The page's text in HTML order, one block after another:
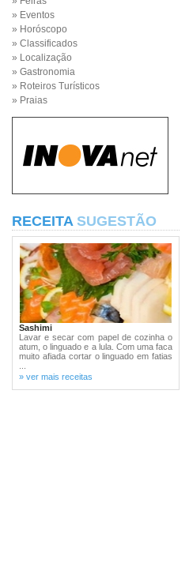
» Eventos
» Horóscopo
» Classificados
» Localização
» Gastronomia
» Roteiros Turísticos
» Praias
RECEITA SUGESTÃO
Sashimi
Lavar e secar com papel de cozinha o
atum, o linguado e a lula. Com uma faca
muito afiada cortar o linguado em fatias
» ver mais receitas